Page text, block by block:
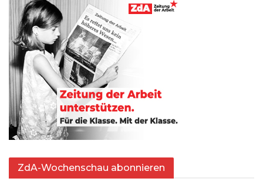
ZdA-Wochenschau abonnieren